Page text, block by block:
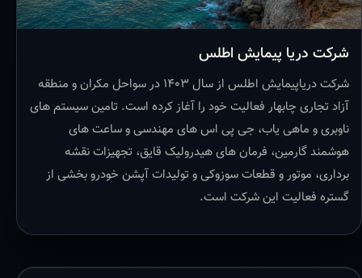
شرکت دریا پیمایش اطلس
شرکت دریاپیمایش اطلس از سال ۱۴۰۳ در سواحل مکران و منطقه
آزاد تجاری چابهار فعالیت خود را آغاز کرده است. تامین سیستم های
ناوبری و ماهی یاب، جی پی اس های مهندسی و ساعت های
هوشمند گارمین، فرمان های هیدرولیک قایق، تجهیزات نقشه
برداری، موتور و قطعات سوزوکی و تولیدات آپشن خودرو بخشی از
گستره فعالیت این شرکت است.